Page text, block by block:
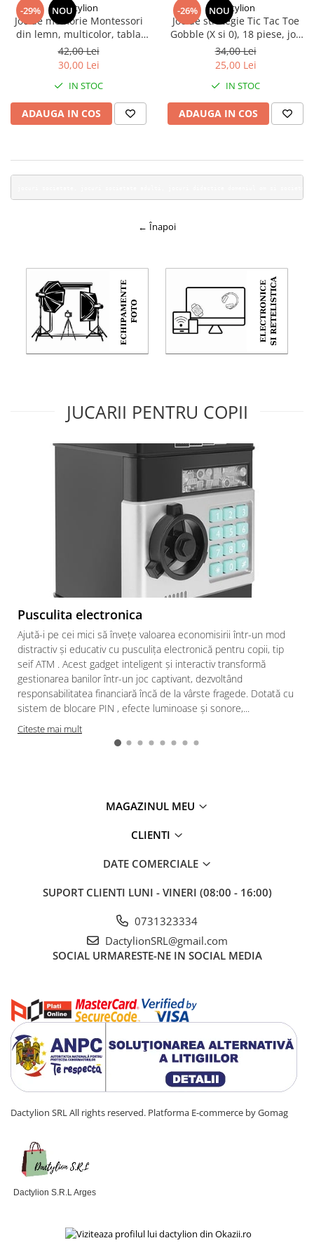
-29% NOU
Dactylion
Joc de memorie Montessori
din lemn, multicolor, tabla
rotunda 17 cm, 24 pioni si zar
colorat, joc educativ pentru
dezvoltarea atentiei si
memoriei, 4 ani+
42,00 Lei
30,00 Lei
IN STOC
ADAUGA IN COS
-26% NOU
Dactylion
Joc de strategie Tic Tac Toe
Gobble (X si 0), 18 piese, joc
de societate pentru 2 jucatori,
copii 3+ ani, plastic
34,00 Lei
25,00 Lei
IN STOC
ADAUGA IN COS
← Înapoi
JUCARII PENTRU COPII
Pusculita electronica
Ajută-i pe cei mici să învețe valoarea economisirii într-un mod
distractiv și educativ cu pusculița electronică pentru copii, tip
seif ATM . Acest gadget inteligent și interactiv transformă
gestionarea banilor într-un joc captivant, dezvoltând
responsabilitatea financiară încă de la vârste fragede. Dotată cu
sistem de blocare PIN , efecte luminoase și sonore,...
Citeste mai mult
MAGAZINUL MEU
CLIENTI
DATE COMERCIALE
SUPORT CLIENTI LUNI - VINERI (08:00 - 16:00)
0731323334
DactylionSRL@gmail.com
SOCIAL URMARESTE-NE IN SOCIAL MEDIA
Dactylion SRL All rights reserved. Platforma E-commerce by Gomag
Dactylion S.R.L Arges